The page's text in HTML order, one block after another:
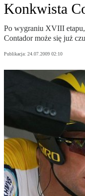
Konkwista
Po wygraniu XVIII
Contador może się już
Publikacja: 24.07.2009 02:10